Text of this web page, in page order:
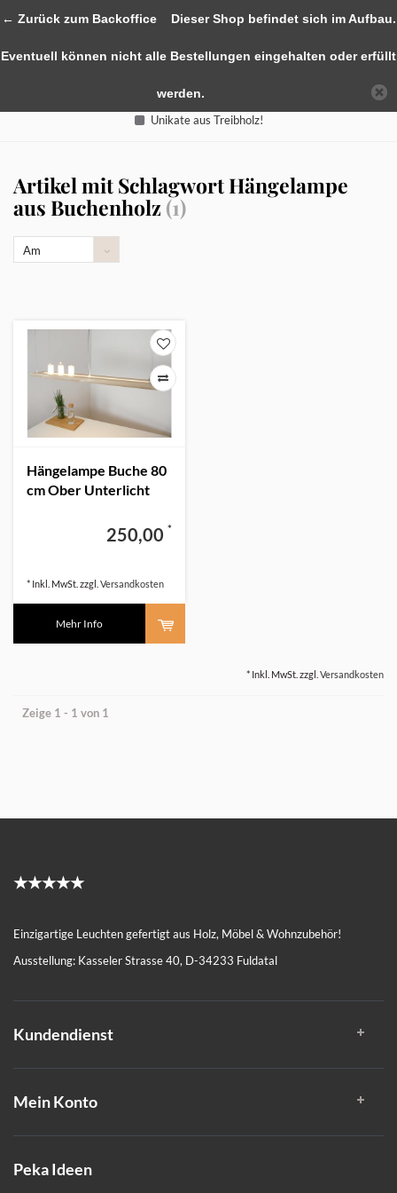
Unikate aus Treibholz!
Artikel mit Schlagwort Hängelampe
aus Buchenholz (1)
Am
Hängelampe Buche 80
cm Ober Unterlicht
250,00 *
* Inkl. MwSt. zzgl. Versandkosten
Mehr Info
* Inkl. MwSt. zzgl. Versandkosten
Zeige 1 - 1 von 1
★★★★★
Einzigartige Leuchten gefertigt aus Holz, Möbel & Wohnzubehör!
Ausstellung: Kasseler Strasse 40, D-34233 Fuldatal
Kundendienst
Mein Konto
Peka Ideen
← Zurück zum BackofficeDieser Shop befindet sich im Aufbau.
Eventuell können nicht alle Bestellungen eingehalten oder erfüllt
werden.